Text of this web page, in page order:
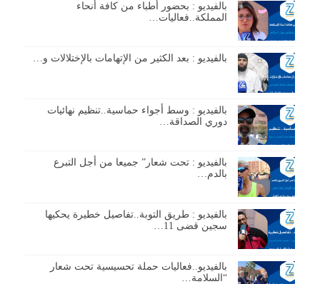
بالفيديو : بحضور أطباء من كافة أنحاء
المملكة..فعاليات…
بالفيديو : بعد الكثير من الإتهامات بالإختلالات و…
بالفيديو : وسط أجواء حماسية..تنظيم نهائيات
دوري الصداقة…
بالفيديو : تحت شعار” جميعا من أجل التبرع
بالدم…
بالفيديو : طريق التوبة..تفاصيل خطيرة يحكيها
سجين قضى 11…
بالفيديو..فعاليات حملة تحسيسية تحت شعار
“السلامة…